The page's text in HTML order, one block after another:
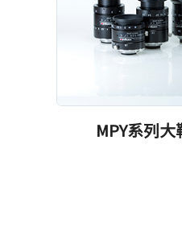
MPY系列